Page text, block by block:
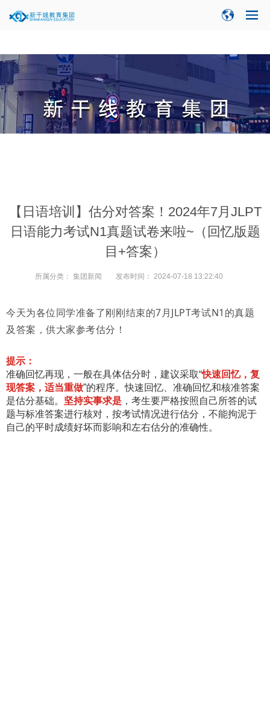
【日语培训】估分对答案！2024年7月JLPT
日语能力考试N1真题试卷来啦~（回忆版题
目+答案）
所属分类： 集团新闻 发布时间： 2024-07-18 13:22:40
今天为各位同学准备了刚刚结束的7月JLPT考试N1的真题
及答案，供大家参考估分！
提示：
准确回忆再现，一般在具体估分时，建议采取“快速回忆，复
现答案，适当重做”的程序。快速回忆、准确回忆和核准答案
是估分基础。 坚持实事求是 ，考生要严格按照自己所答的试
题与标准答案进行核对，按考试情况进行估分，不能拘泥于
自己的平时成绩好坏而影响和左右估分的准确性。